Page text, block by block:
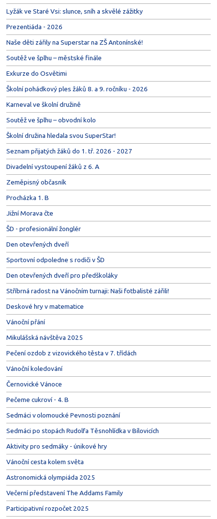
Lyžák ve Staré Vsi: slunce, sníh a skvělé zážitky
Prezentiáda - 2026
Naše děti zářily na Superstar na ZŠ Antonínské!
Soutěž ve šplhu – městské finále
Exkurze do Osvětimi
Školní pohádkový ples žáků 8. a 9. ročníku - 2026
Karneval ve školní družině
Soutěž ve šplhu – obvodní kolo
Školní družina hledala svou SuperStar!
Seznam přijatých žáků do 1. tř. 2026 - 2027
Divadelní vystoupení žáků z 6. A
Zeměpisný občasník
Procházka 1. B
Jižní Morava čte
ŠD - profesionální žonglér
Den otevřených dveří
Sportovní odpoledne s rodiči v ŠD
Den otevřených dveří pro předškoláky
Stříbrná radost na Vánočním turnaji: Naši fotbalisté zářili!
Deskové hry v matematice
Vánoční přání
Mikulášská návštěva 2025
Pečení ozdob z vizovického těsta v 7. třídách
Vánoční koledování
Černovické Vánoce
Pečeme cukroví - 4. B
Sedmáci v olomoucké Pevnosti poznání
Sedmáci po stopách Rudolfa Těsnohlídka v Bílovicích
Aktivity pro sedmáky - únikové hry
Vánoční cesta kolem světa
Astronomická olympiáda 2025
Večerní představení The Addams Family
Participativní rozpočet 2025